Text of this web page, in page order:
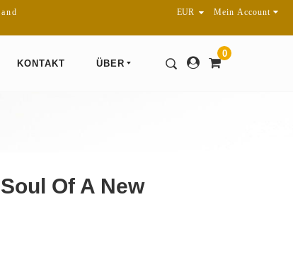
Mein Account
0
KONTAKT ÜBER
Of A New